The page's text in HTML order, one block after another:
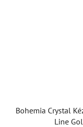
Bohemia Crystal
Line